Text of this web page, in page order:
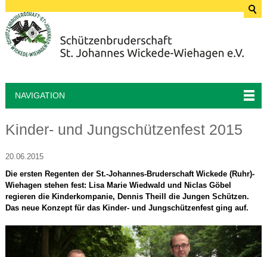
NAVIGATION
Kinder- und Jungschützenfest 2015
20.06.2015
Die ersten Regenten der St.-Johannes-Bruderschaft Wickede (Ruhr)-
Wiehagen stehen fest: Lisa Marie Wiedwald und Niclas Göbel
regieren die Kinderkompanie, Dennis Theill die Jungen Schützen.
Das neue Konzept für das Kinder- und Jungschützenfest ging auf.